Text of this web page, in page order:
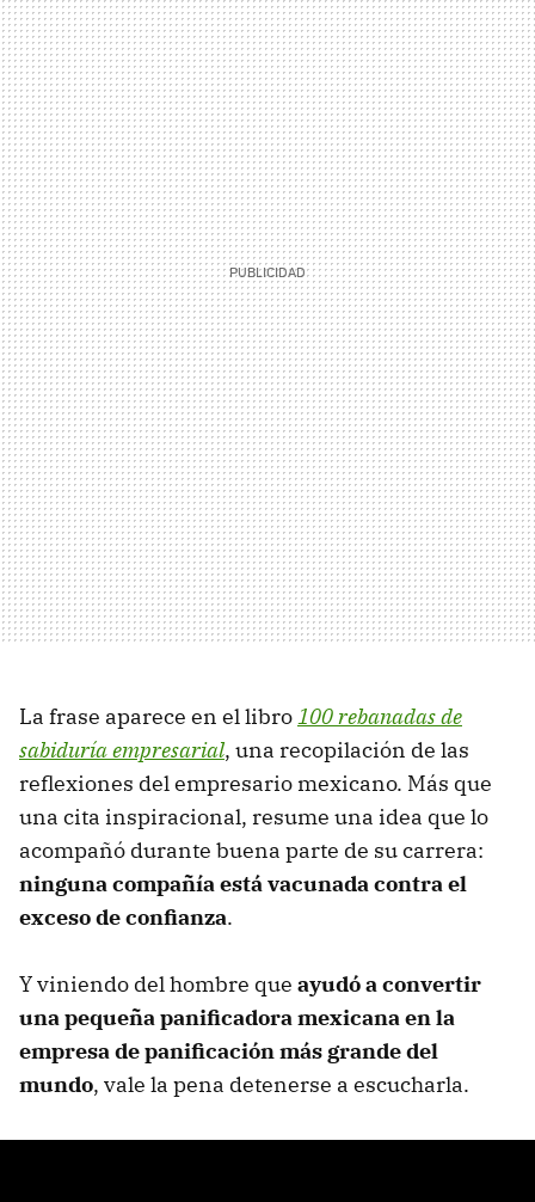
La frase aparece en el libro100 rebanadas de
sabiduría empresarial, una recopilación de las
reflexiones del empresario mexicano. Más que
una cita inspiracional, resume una idea que lo
acompañó durante buena parte de su carrera:
ninguna compañía está vacunada contra el
exceso de confianza.
Y viniendo del hombre que ayudó a convertir
una pequeña panificadora mexicana en la
empresa de panificación más grande del
mundo, vale la pena detenerse a escucharla.